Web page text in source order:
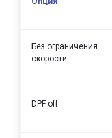
Без ограничения
скорости
DPF off